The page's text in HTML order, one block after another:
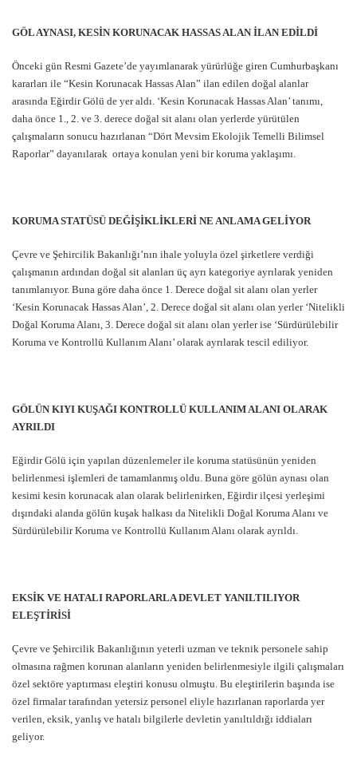
GÖL AYNASI, KESİN KORUNACAK HASSAS ALAN İLAN EDİLDİ
Önceki gün Resmi Gazete’de yayımlanarak yürürlüğe giren Cumhurbaşkanı
kararları ile “Kesin Korunacak Hassas Alan” ilan edilen doğal alanlar
arasında Eğirdir Gölü de yer aldı. ‘Kesin Korunacak Hassas Alan’ tanımı,
daha önce 1., 2. ve 3. derece doğal sit alanı olan yerlerde yürütülen
çalışmaların sonucu hazırlanan “Dört Mevsim Ekolojik Temelli Bilimsel
Raporlar” dayanılarak ortaya konulan yeni bir koruma yaklaşımı.
KORUMA STATÜSÜ DEĞİŞİKLİKLERİ NE ANLAMA GELİYOR
Çevre ve Şehircilik Bakanlığı’nın ihale yoluyla özel şirketlere verdiği
çalışmanın ardından doğal sit alanları üç ayrı kategoriye ayrılarak yeniden
tanımlanıyor. Buna göre daha önce 1. Derece doğal sit alanı olan yerler
‘Kesin Korunacak Hassas Alan’, 2. Derece doğal sit alanı olan yerler ‘Nitelikli
Doğal Koruma Alanı, 3. Derece doğal sit alanı olan yerler ise ‘Sürdürülebilir
Koruma ve Kontrollü Kullanım Alanı’ olarak ayrılarak tescil ediliyor.
GÖLÜN KIYI KUŞAĞI KONTROLLÜ KULLANIM ALANI OLARAK
AYRILDI
Eğirdir Gölü için yapılan düzenlemeler ile koruma statüsünün yeniden
belirlenmesi işlemleri de tamamlanmış oldu. Buna göre gölün aynası olan
kesimi kesin korunacak alan olarak belirlenirken, Eğirdir ilçesi yerleşimi
dışındaki alanda gölün kuşak halkası da Nitelikli Doğal Koruma Alanı ve
Sürdürülebilir Koruma ve Kontrollü Kullanım Alanı olarak ayrıldı.
EKSİK VE HATALI RAPORLARLA DEVLET YANILTILIYOR
ELEŞTİRİSİ
Çevre ve Şehircilik Bakanlığının yeterli uzman ve teknik personele sahip
olmasına rağmen korunan alanların yeniden belirlenmesiyle ilgili çalışmaları
özel sektöre yaptırması eleştiri konusu olmuştu. Bu eleştirilerin başında ise
özel firmalar tarafından yetersiz personel eliyle hazırlanan raporlarda yer
verilen, eksik, yanlış ve hatalı bilgilerle devletin yanıltıldığı iddiaları
geliyor.